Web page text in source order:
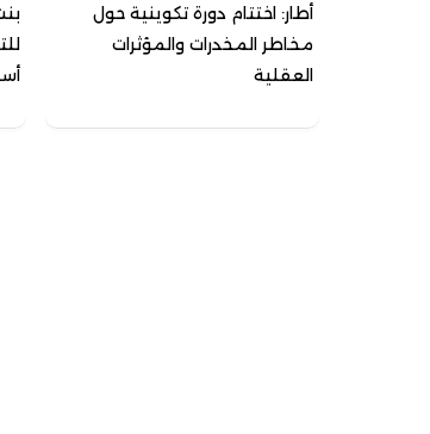
أطار: اختتام دورة تكوينية حول
مخاطر المخدرات والمؤثرات
العقلية